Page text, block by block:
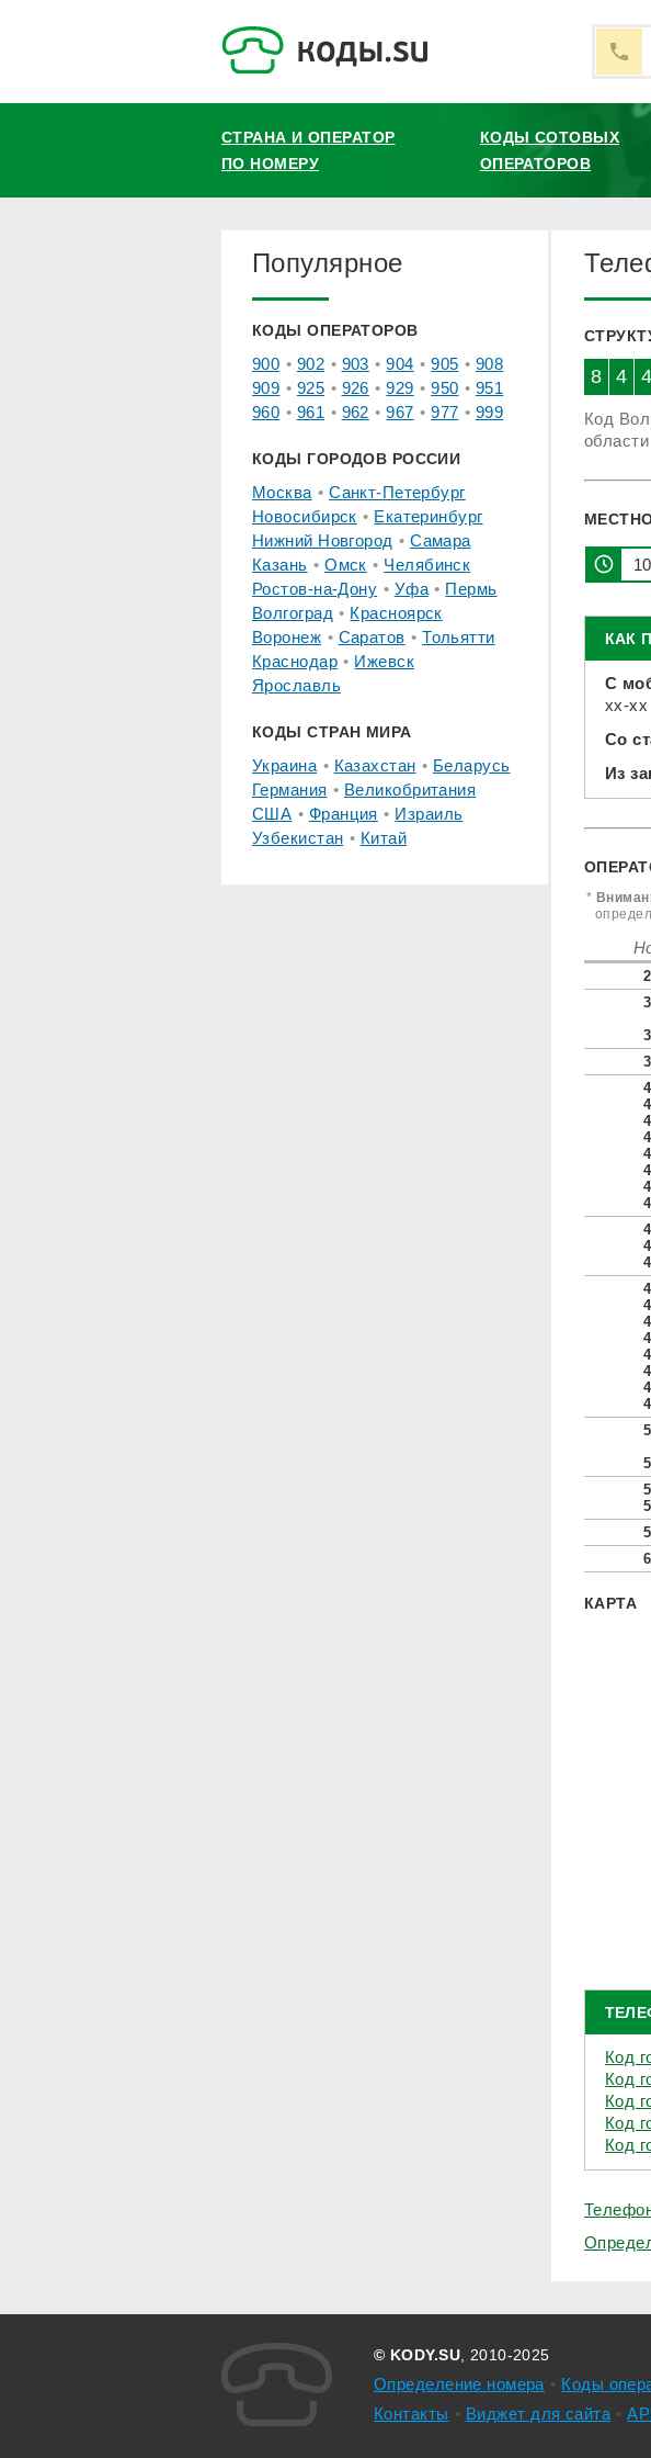
СТРАНА И ОПЕРАТОР
ПО НОМЕРУ
КОДЫ СОТОВЫХ
ОПЕРАТОРОВ
8 4 4
Код
области
КАК
С
xx-xx
Со
Из
*
КАРТА
Код
Код
Код
Код
Код
Популярное
КОДЫ ОПЕРАТОРОВ
900 902 903 904 905
908
909
925 926 929 950
951
960
961 962 967 977 999
КОДЫ ГОРОДОВ РОССИИ
Москва
Санкт-Петербург
Новосибирск
Екатеринбург
Нижний Новгород
Самара
Казань
Омск
Челябинск
Ростов-на-Дону
Уфа
Пермь
Волгоград
Красноярск
Воронеж
Саратов
Тольятти
Краснодар
Ижевск
Ярославль
КОДЫ СТРАН МИРА
Украина Казахстан
Беларусь
Германия
Великобритания
США
Франция
Израиль
Узбекистан
Китай
© KODY.SU, 2010-2025
Определение номера Коды
Контакты
Виджет для сайта